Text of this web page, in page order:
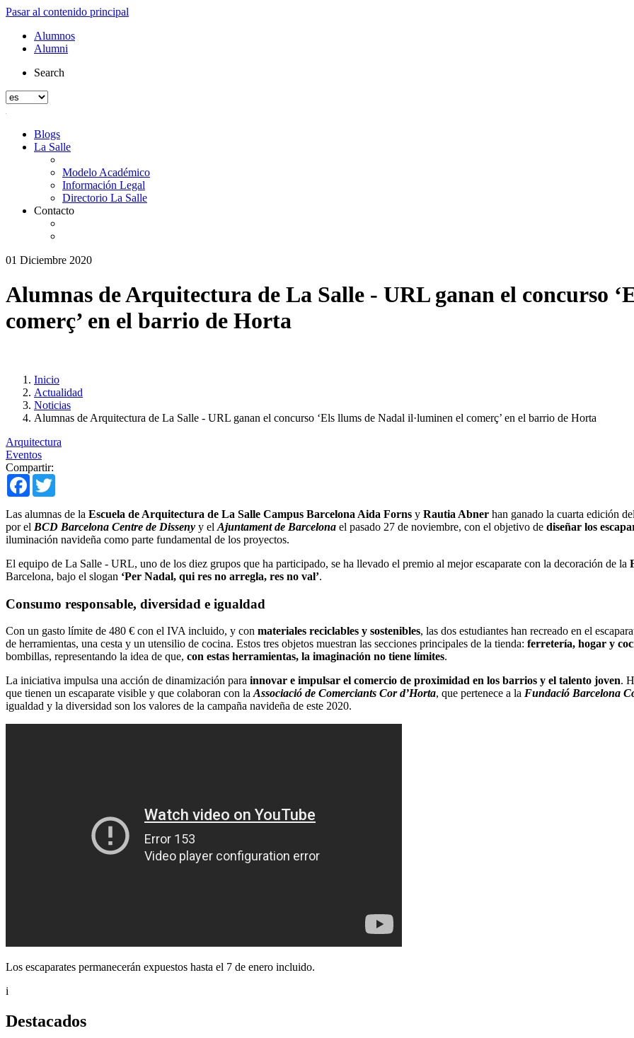
Pasar al contenido principal
Alumnos
Alumni
Search
Blogs
La Salle
Modelo Académico
Información Legal
Directorio La Salle
Contacto
01 Diciembre 2020
Alumnas de Arquitectura de La Salle - URL ganan el concurso
comerç’ en el barrio de Horta
Inicio
Actualidad
Noticias
Alumnas de Arquitectura de La Salle - URL ganan el concurso ‘Els llums de Nadal il·luminen el comerç’ en el barrio de Horta
Arquitectura
Eventos
Compartir:
Facebook
Las alumnas de la Escuela de Arquitectura de La Salle Campus Barcelona Aida Forns y Rautia Abner han ganado la cuarta edición
por el BCD Barcelona Centre de Disseny y el Ajuntament de Barcelona el pasado 27 de noviembre, con el objetivo de diseñar los
iluminación navideña como parte fundamental de los proyectos.
El equipo de La Salle - URL, uno de los diez grupos que ha participado, se ha llevado el premio al mejor escaparate con la decoración de la
Barcelona, bajo el slogan ‘Per Nadal, qui res no arregla, res no val’.
Consumo responsable, diversidad e igualdad
Con un gasto límite de 480 € con el IVA incluido, y con materiales reciclables y sostenibles, las dos estudiantes han recreado en el
de herramientas, una cesta y un utensilio de cocina. Estos tres objetos muestran las secciones principales de la tienda: ferretería, hogar y
bombillas, representando la idea de que, con estas herramientas, la imaginación no tiene límites.
La iniciativa impulsa una acción de dinamización para innovar e impulsar el comercio de proximidad en los barrios y el talento joven.
que tienen un escaparate visible y que colaboran con la Associació de Comerciants Cor d’Horta, que pertenece a la Fundació Barcelona
igualdad y la diversidad son los valores de la campaña navideña de este 2020.
Los escaparates permanecerán expuestos hasta el 7 de enero incluido.
i
Destacados